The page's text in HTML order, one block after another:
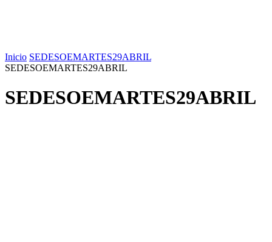
Inicio SEDESOEMARTES29ABRIL
SEDESOEMARTES29ABRIL
SEDESOEMARTES29ABRIL